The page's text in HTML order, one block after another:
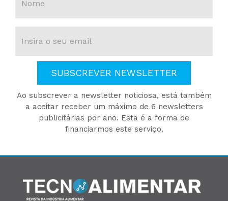
SUBSCREVER NEWSLETTER
Ao subscrever a newsletter noticiosa, está também
a aceitar receber um máximo de 6 newsletters
publicitárias por ano. Esta é a forma de
financiarmos este serviço.